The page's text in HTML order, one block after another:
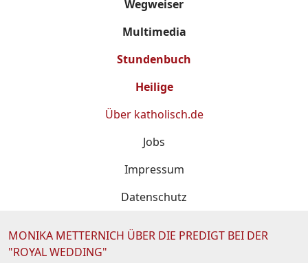
Wegweiser
Multimedia
Stundenbuch
Heilige
Über katholisch.de
Jobs
Impressum
Datenschutz
MONIKA METTERNICH ÜBER DIE PREDIGT BEI DER
"ROYAL WEDDING"